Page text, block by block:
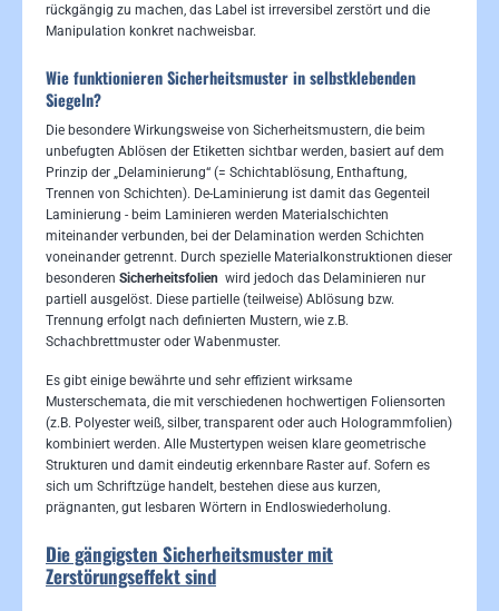
rückgängig zu machen, das Label ist irreversibel zerstört und die
Manipulation konkret nachweisbar.
Wie funktionieren Sicherheitsmuster in selbstklebenden
Siegeln?
Die besondere Wirkungsweise von Sicherheitsmustern, die beim
unbefugten Ablösen der Etiketten sichtbar werden, basiert auf dem
Prinzip der „Delaminierung“ (= Schichtablösung, Enthaftung,
Trennen von Schichten). De-Laminierung ist damit das Gegenteil
Laminierung - beim Laminieren werden Materialschichten
miteinander verbunden, bei der Delamination werden Schichten
voneinander getrennt. Durch spezielle Materialkonstruktionen dieser
besonderen Sicherheitsfolien wird jedoch das Delaminieren nur
partiell ausgelöst. Diese partielle (teilweise) Ablösung bzw.
Trennung erfolgt nach definierten Mustern, wie z.B.
Schachbrettmuster oder Wabenmuster.
Es gibt einige bewährte und sehr effizient wirksame
Musterschemata, die mit verschiedenen hochwertigen Foliensorten
(z.B. Polyester weiß, silber, transparent oder auch Hologrammfolien)
kombiniert werden. Alle Mustertypen weisen klare geometrische
Strukturen und damit eindeutig erkennbare Raster auf. Sofern es
sich um Schriftzüge handelt, bestehen diese aus kurzen,
prägnanten, gut lesbaren Wörtern in Endloswiederholung.
Die gängigsten Sicherheitsmuster mit
Zerstörungseffekt sind